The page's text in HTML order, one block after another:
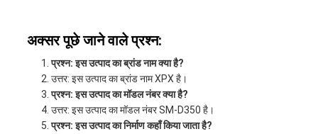
अक्सर पूछे जाने वाले प्रश्न:
प्रश्न: इस उत्पाद का ब्रांड नाम क्या है?
उत्तर: इस उत्पाद का ब्रांड नाम XPX है।
प्रश्न: इस उत्पाद का मॉडल नंबर क्या है?
उत्तर: इस उत्पाद का मॉडल नंबर SM-D350 है।
प्रश्न: इस उत्पाद का निर्माण कहाँ किया जाता है?